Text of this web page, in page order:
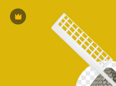
Premium